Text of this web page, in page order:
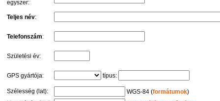
egyszer:
Teljes név:
Telefonszám:
Születési év:
GPS gyártója: típus:
Szélesség (lat): WGS-84 (formátumok)